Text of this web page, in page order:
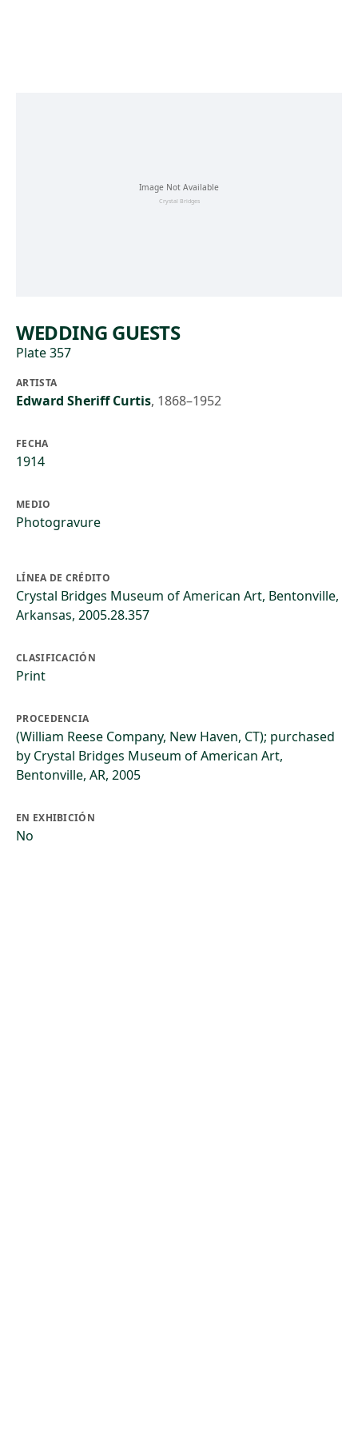
WEDDING GUESTS
Plate 357
ARTISTA
Edward Sheriff Curtis, 1868–1952
FECHA
1914
MEDIO
Photogravure
LÍNEA DE CRÉDITO
Crystal Bridges Museum of American Art, Bentonville,
Arkansas, 2005.28.357
CLASIFICACIÓN
Print
PROCEDENCIA
(William Reese Company, New Haven, CT); purchased
by Crystal Bridges Museum of American Art,
Bentonville, AR, 2005
EN EXHIBICIÓN
No